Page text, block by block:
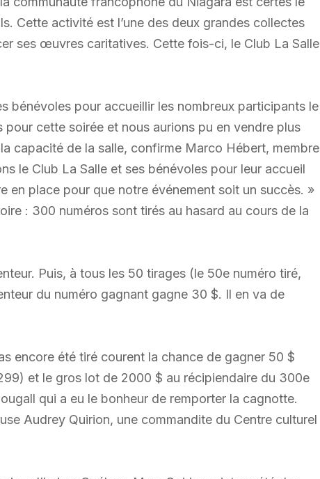
Cette activité est l’une des deux grandes collectes
ses œuvres caritatives. Cette fois-ci, le Club La Salle
bénévoles pour accueillir les nombreux participants le
cette soirée et nous aurions pu en vendre plus
capacité de la salle, confirme Marco Hébert, membre
le Club La Salle et ses bénévoles pour leur accueil
en place pour que notre événement soit un succès. »
: 300 numéros sont tirés au hasard au cours de la
Puis, à tous les 50 tirages (le 50e numéro tiré,
du numéro gagnant gagne 30 $. Il en va de
encore été tiré courent la chance de gagner 50 $
et le gros lot de 2000 $ au récipiendaire du 300e
qui a eu le bonheur de remporter la cagnotte.
Audrey Quirion, une commandite du Centre culturel